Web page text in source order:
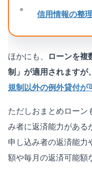
信用情報の整
ほかにも、
ローンを複
制」が適用されますが、
規制以外の例外貸付が
ただしおまとめローン
み者に返済能力がある
申し込み者の返済能力
額や毎月の返済可能額